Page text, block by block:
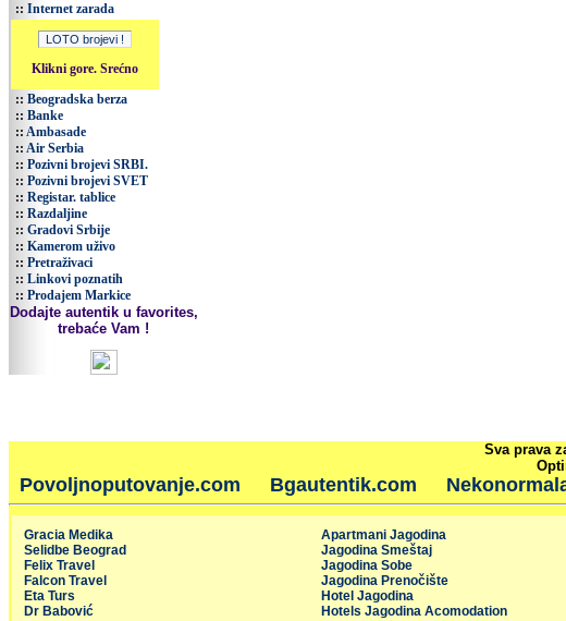
:: Internet zarada
Klikni gore. Srećno
:: Beogradska berza
:: Banke
:: Ambasade
:: Air Serbia
:: Pozivni brojevi SRBI.
:: Pozivni brojevi SVET
:: Registar. tablice
:: Razdaljine
:: Gradovi Srbije
:: Kamerom uživo
:: Pretraživaci
:: Linkovi poznatih
:: Prodajem Markice
Dodajte autentik u favorites,
trebaće Vam !
Sva prava
Povoljnoputovanje.com Bgautentik.com
Gracia Medika
Selidbe Beograd
Felix Travel
Falcon Travel
Eta Turs
Dr Babović
Apartmani Jagodina
Jagodina Smeštaj
Jagodina Sobe
Jagodina Prenočište
Hotel Jagodina
Hotels Jagodina Acomodation